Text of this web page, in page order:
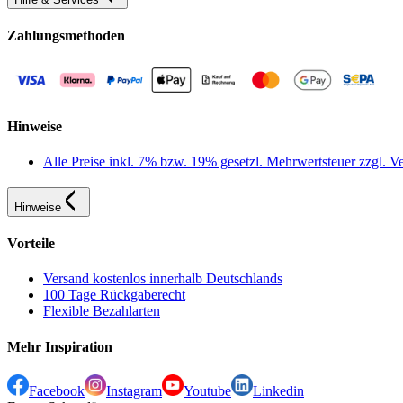
Zahlungsmethoden
Hinweise
Alle Preise inkl. 7% bzw. 19% gesetzl. Mehrwertsteuer zzgl.
Hinweise
Vorteile
Versand kostenlos innerhalb Deutschlands
100 Tage Rückgaberecht
Flexible Bezahlarten
Mehr Inspiration
Facebook Instagram Youtube
Linkedin